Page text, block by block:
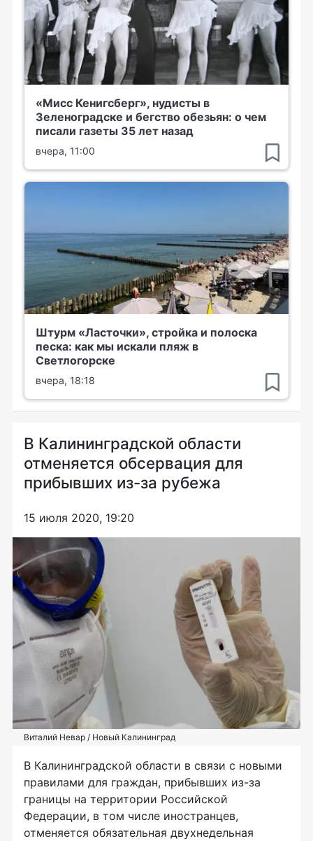
«Мисс Кенигсберг», нудисты в
Зеленоградске и бегство обезьян: о чем
писали газеты 35 лет назад
вчера, 11:00
Штурм «Ласточки», стройка и полоска
песка: как мы искали пляж в
Светлогорске
вчера, 18:18
В Калининградской области
отменяется обсервация для
прибывших из-за рубежа
15 июля 2020, 19:20
Виталий Невар / Новый Калининград
В Калининградской области в связи с новыми
правилами для граждан, прибывших из-за
границы на территории Российской
Федерации, в том числе иностранцев,
отменяется обязательная двухнедельная